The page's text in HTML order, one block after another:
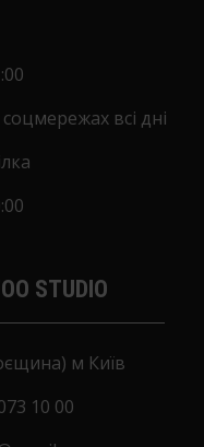
всі дні
STUDIO
м Київ
10 00